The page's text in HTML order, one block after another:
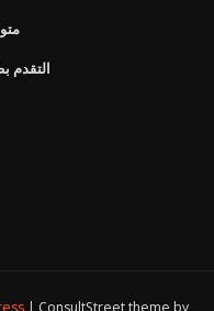
التقدم